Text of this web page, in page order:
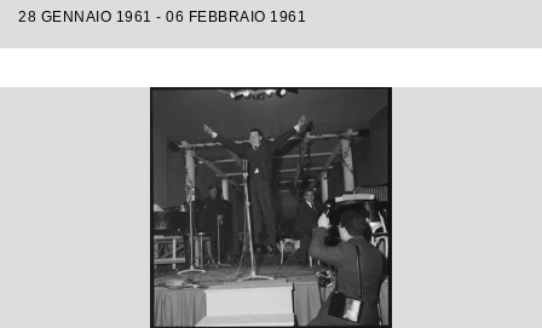
28 GENNAIO 1961 - 06 FEBBRAIO 1961